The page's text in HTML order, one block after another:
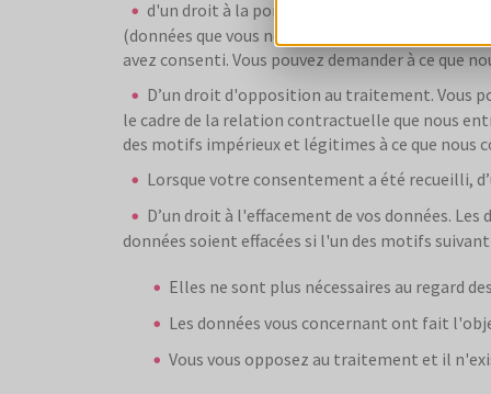
d'un droit à la portabilité de vos données.
(données que vous nous avez déclarées et
avez consenti. Vous pouvez demander à ce
D’un droit d'opposition au traitement. Vous
le cadre de la relation contractuelle que nous
des motifs impérieux et légitimes à ce que nous
Lorsque votre consentement a été recueilli,
D’un droit à l'effacement de vos données.
données soient effacées si l'un des motifs
Elles ne sont plus nécessaires au regard
Les données vous concernant ont fait
Vous vous opposez au traitement et il